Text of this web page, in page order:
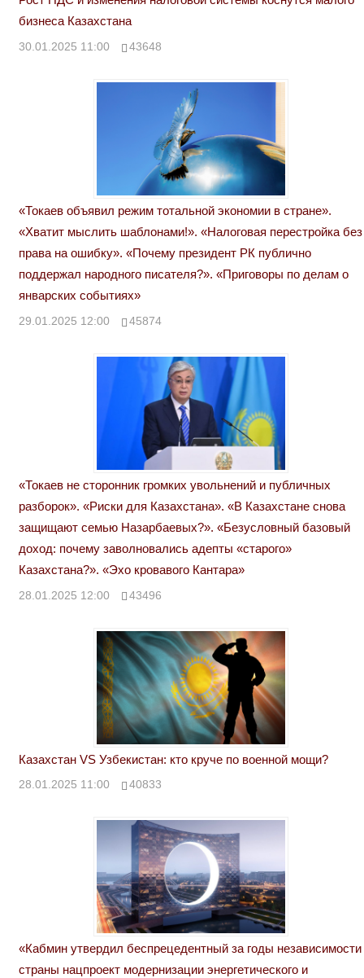
бизнеса Казахстана
30.01.2025 11:00 43648
«Токаев объявил режим тотальной экономии в стране».
«Хватит мыслить шаблонами!». «Налоговая перестройка без
права на ошибку». «Почему президент РК публично
поддержал народного писателя?». «Приговоры по делам о
январских событиях»
29.01.2025 12:00 45874
«Токаев не сторонник громких увольнений и публичных
разборок». «Риски для Казахстана». «В Казахстане снова
защищают семью Назарбаевых?». «Безусловный базовый
доход: почему заволновались адепты «старого»
Казахстана?». «Эхо кровавого Кантара»
28.01.2025 12:00 43496
Казахстан VS Узбекистан: кто круче по военной мощи?
28.01.2025 11:00 40833
«Кабмин утвердил беспрецедентный за годы независимости
страны нацпроект модернизации энергетического и